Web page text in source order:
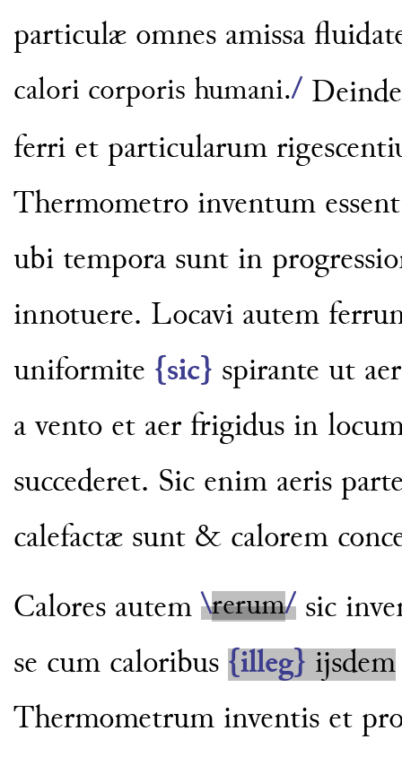
particulæ omnes amissa
calori corporis humani./
ferri et particularum
Thermometro inventum
ubi tempora sunt in
innotuere. Locavi autem
uniformite {sic} spirante ut
a vento et aer frigidus in
succederet. Sic enim aeris
calefactæ sunt & calorem
Calores autem \rerum/ sic
se cum caloribus {illeg} ijsdem
Thermometrum inventis et